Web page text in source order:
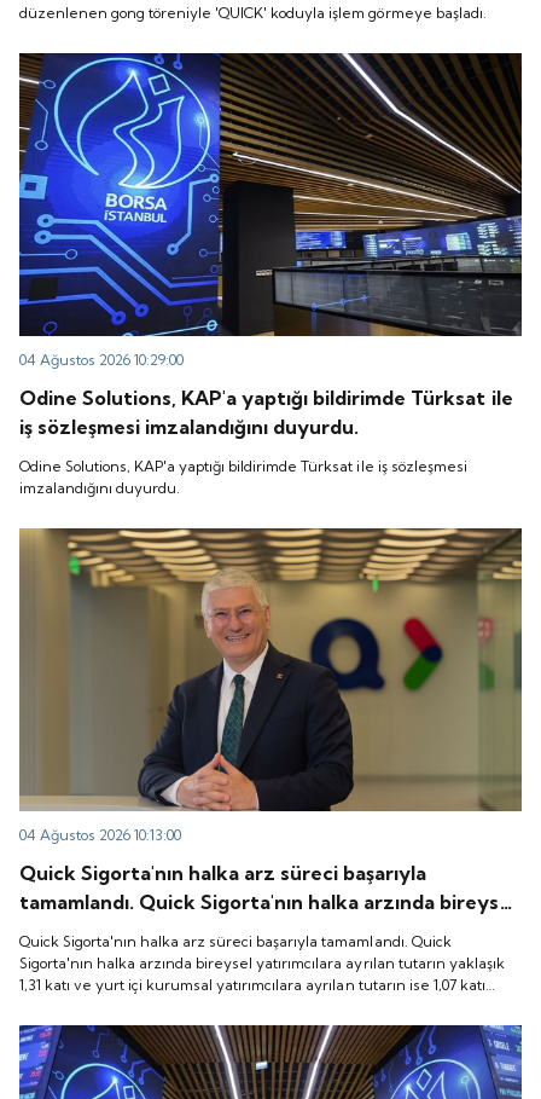
düzenlenen gong töreniyle 'QUICK' koduyla işlem görmeye başladı.
04 Ağustos 2026 10:29:00
Odine Solutions, KAP'a yaptığı bildirimde Türksat ile
iş sözleşmesi imzalandığını duyurdu.
Odine Solutions, KAP'a yaptığı bildirimde Türksat ile iş sözleşmesi
imzalandığını duyurdu.
04 Ağustos 2026 10:13:00
Quick Sigorta'nın halka arz süreci başarıyla
tamamlandı. Quick Sigorta'nın halka arzında bireysel
yatırımcılara ayrılan tutarın yaklaşık 1,31 katı ve yurt
içi kurumsal yatırımcılara ayrılan tutarın ise 1,07 katı
talep geldi. Quick Sigorta, 6 Ağustos 2026 tarihinde
görmeye başlayacak.
Quick Sigorta'nın halka arz süreci başarıyla tamamlandı. Quick
Sigorta'nın halka arzında bireysel yatırımcılara ayrılan tutarın yaklaşık
1,31 katı ve yurt içi kurumsal yatırımcılara ayrılan tutarın ise 1,07 katı
koduyla Borsa İstanbul'da işlem görmeye başlayacak.